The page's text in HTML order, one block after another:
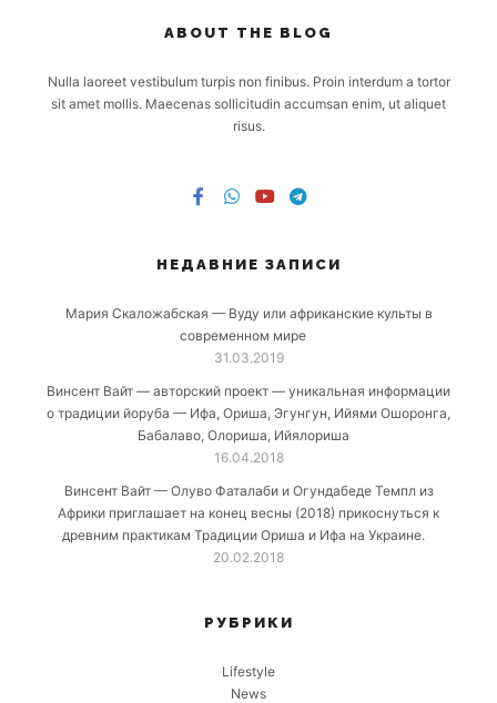
ABOUT THE BLOG
Nulla laoreet vestibulum turpis non finibus. Proin interdum a tortor
sit amet mollis. Maecenas sollicitudin accumsan enim, ut aliquet
risus.
НЕДАВНИЕ ЗАПИСИ
Мария Скаложабская — Вуду или африканские культы в
современном мире
31.03.2019
Винсент Вайт — авторский проект — уникальная информации
о традиции йоруба — Ифа, Ориша, Эгунгун, Ийями Ошоронга,
Бабалаво, Олориша, Ийялориша
16.04.2018
Винсент Вайт — Олуво Фаталаби и Огундабеде Темпл из
Африки приглашает на конец весны (2018) прикоснуться к
древним практикам Традиции Ориша и Ифа на Украине.
20.02.2018
РУБРИКИ
Lifestyle
News